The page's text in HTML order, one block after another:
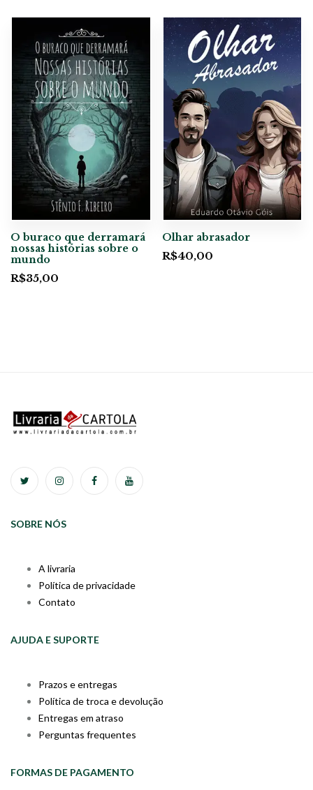
O buraco que derramará
nossas histórias sobre o
mundo
R$35,00
Olhar abrasador
R$40,00
SOBRE NÓS
A livraria
Política de privacidade
Contato
AJUDA E SUPORTE
Prazos e entregas
Política de troca e devolução
Entregas em atraso
Perguntas frequentes
FORMAS DE PAGAMENTO